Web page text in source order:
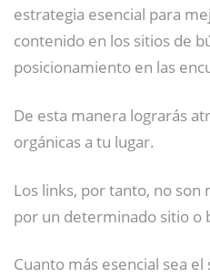
estrategia esencial para
contenido en los sitios de
posicionamiento en las
De esta manera lograrás
orgánicas a tu lugar.
Los links, por tanto, no son
por un determinado sitio o
Cuanto más esencial sea